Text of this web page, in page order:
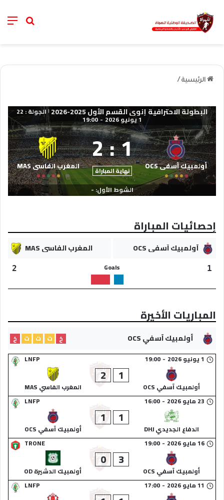
خانة
الرئيسية /
البطولة الاحترافية إنوي القسم الأول 2025-2026 | الجولة : 22
1 يونيو 2026 -
19:00
أولمبيك آسفي OCS 1
:
2
نهاية المباراة المغرب الفاسي MAS
الشوط الأول: -
إحصائيات المباراة
أولمبيك آسفي OCS المغرب الفاسي MAS
1
Goals
2
المباريات الأخيرة
أولمبيك آسفي OCS خ ت ت ت
خ
LNFP
1 يونيو 2026 -
19:00
أولمبيك آسفي OCS
1
2
المغرب الفاسي MAS
LNFP
23 مايو 2026 -
16:00
الدفاع الجديدي DHJ
1
1
أولمبيك آسفي OCS
TRONE
16 مايو 2026 -
19:00
أولمبيك آسفي OCS
3
0
أولمبيك الدشيرة OD
LNFP
11 مايو 2026 -
17:00